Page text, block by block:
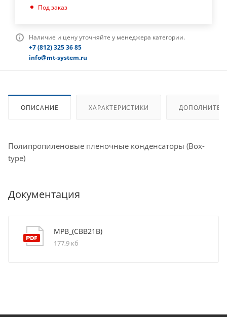
Под заказ
Наличие и цену уточняйте у менеджера категории.
+7 (812) 325 36 85
info@mt-system.ru
ОПИСАНИЕ ХАРАКТЕРИСТИКИ
Полипропиленовые пленочные конденсаторы (Box-
type)
Документация
MPB_(CBB21B)
177,9 кб